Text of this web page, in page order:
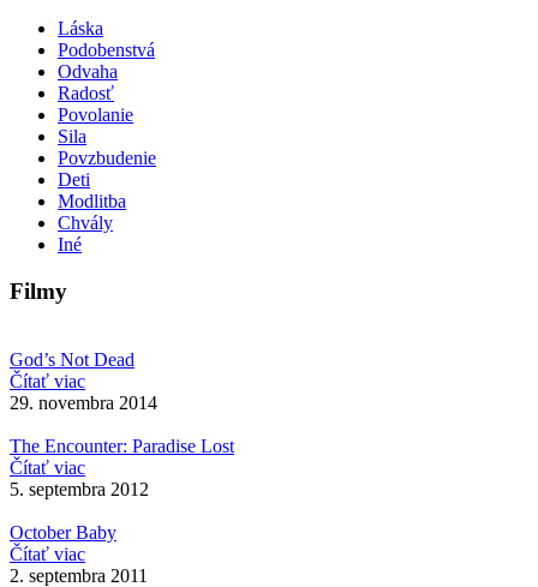
Láska
Podobenstvá
Odvaha
Radosť
Povolanie
Sila
Povzbudenie
Deti
Modlitba
Chvály
Iné
Filmy
God’s Not Dead
Čítať viac
29. novembra 2014
The Encounter: Paradise Lost
Čítať viac
5. septembra 2012
October Baby
Čítať viac
2. septembra 2011